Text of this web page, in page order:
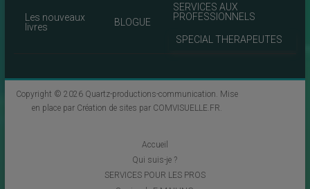
Les nouveaux
livres
BLOGUE
SERVICES AUX
PROFESSIONNELS
SPECIAL THERAPEUTES
Copyright © 2026 Quartz-productions-communication. Mise
en place par Création de sites par COMVISUELLE.FR.
Accueil
Qui suis-je ?
SERVICES POUR LES PROS